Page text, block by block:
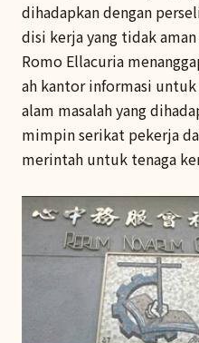
dihadapkan dengan
disi kerja yang tidak
Romo Ellacuria
ah kantor informasi
alam masalah yang
mimpin serikat pekerja
merintah untuk tenaga